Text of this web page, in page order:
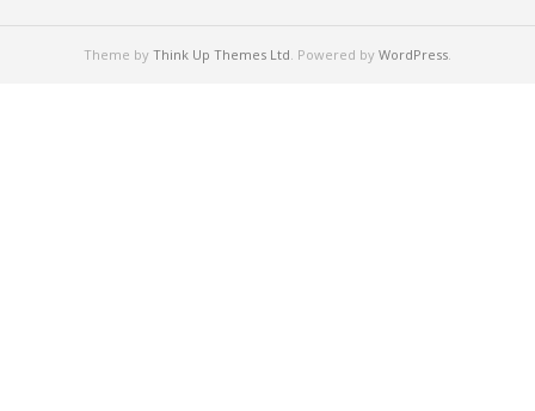
Theme by Think Up Themes Ltd . Powered by WordPress